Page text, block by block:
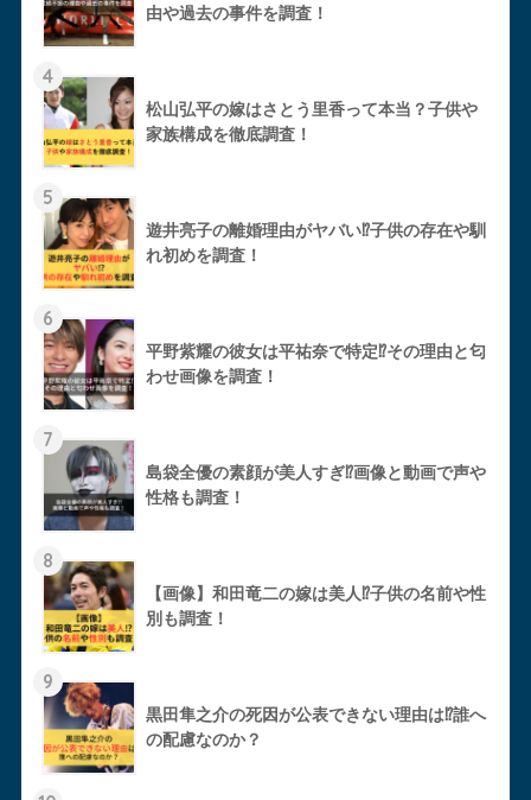
由や過去の事件を調査！
4
松山弘平の嫁はさとう里香って本当？子供や
家族構成を徹底調査！
5
遊井亮子の離婚理由がヤバい⁉︎子供の存在や馴
れ初めを調査！
6
平野紫耀の彼女は平祐奈で特定⁉︎その理由と匂
わせ画像を調査！
7
島袋全優の素顔が美人すぎ⁉︎画像と動画で声や
性格も調査！
8
【画像】和田竜二の嫁は美人⁉︎子供の名前や性
別も調査！
9
黒田隼之介の死因が公表できない理由は⁉︎誰へ
の配慮なのか？